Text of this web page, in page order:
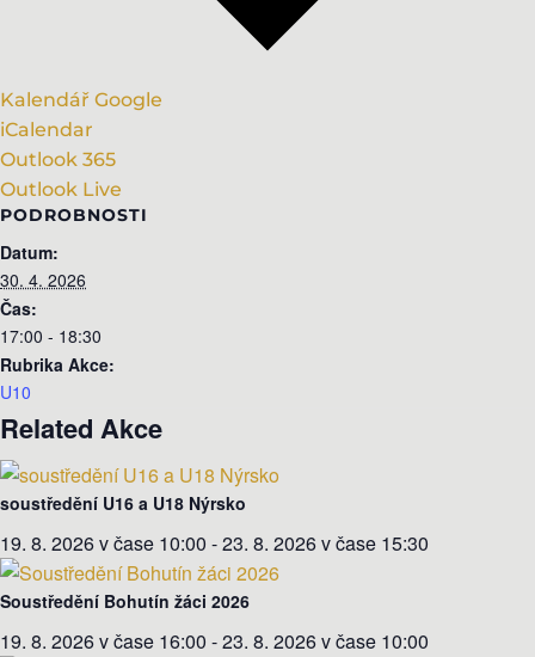
Kalendář Google
iCalendar
Outlook 365
Outlook Live
PODROBNOSTI
Datum:
30. 4. 2026
Čas:
17:00 - 18:30
Rubrika Akce:
U10
Related Akce
soustředění U16 a U18 Nýrsko
19. 8. 2026 v čase 10:00 -23. 8. 2026 v čase 15:30
Soustředění Bohutín žáci 2026
19. 8. 2026 v čase 16:00 -23. 8. 2026 v čase 10:00